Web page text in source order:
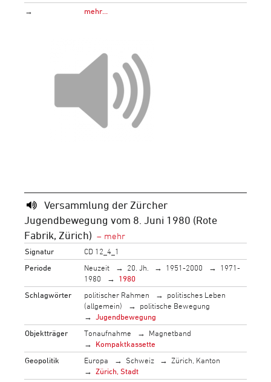
→
mehr…
Versammlung der Zürcher
Jugendbewegung vom 8. Juni 1980 (Rote
Fabrik, Zürich)
Signatur
CD 12_4_1
Periode
Neuzeit 20. Jh. 1951-2000
1971-
1980
1980
Schlagwörter
politischer Rahmen
politisches Leben
(allgemein)
politische Bewegung
Jugendbewegung
Objektträger
Tonaufnahme
Magnetband
Kompaktkassette
Geopolitik
Europa Schweiz
Zürich, Kanton
Zürich, Stadt